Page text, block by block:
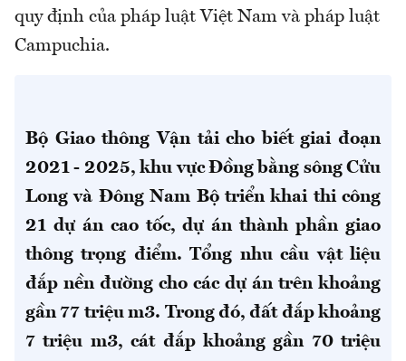
quy định của pháp luật Việt Nam và pháp luật
Campuchia.
Bộ Giao thông Vận tải cho biết giai đoạn
2021 - 2025, khu vực Đồng bằng sông Cửu
Long và Đông Nam Bộ triển khai thi công
21 dự án cao tốc, dự án thành phần giao
thông trọng điểm. Tổng nhu cầu vật liệu
đắp nền đường cho các dự án trên khoảng
gần 77 triệu m3. Trong đó, đất đắp khoảng
7 triệu m3, cát đắp khoảng gần 70 triệu